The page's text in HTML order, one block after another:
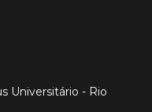
Universitário - Rio